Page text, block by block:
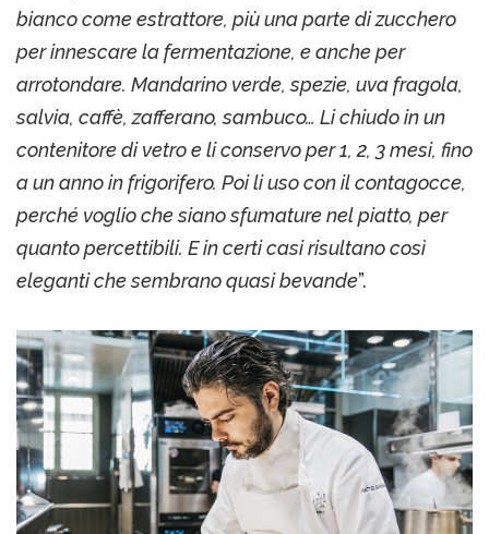
bianco come estrattore, più una parte di zucchero
per innescare la fermentazione, e anche per
arrotondare. Mandarino verde, spezie, uva fragola,
salvia, caffè, zafferano, sambuco… Li chiudo in un
contenitore di vetro e li conservo per 1, 2, 3 mesi, fino
a un anno in frigorifero. Poi li uso con il contagocce,
perché voglio che siano sfumature nel piatto, per
quanto percettibili. E in certi casi risultano così
eleganti che sembrano quasi bevande”.